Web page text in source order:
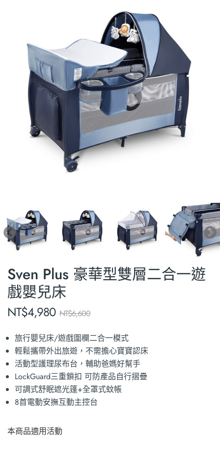
Sven Plus 豪華型雙層二合一遊
戲嬰兒床
NT$6,600
NT$4,980
旅行嬰兒床/遊戲圍欄二合一模式
輕鬆攜帶外出旅遊，不需擔心寶寶認床
活動型護理尿布台，輔助爸媽好幫手
LockGuard三重鎖扣 可防產品自行摺疊
可調式舒眠遮光篷+全罩式蚊帳
8首電動安撫互動主控台
本商品適用活動